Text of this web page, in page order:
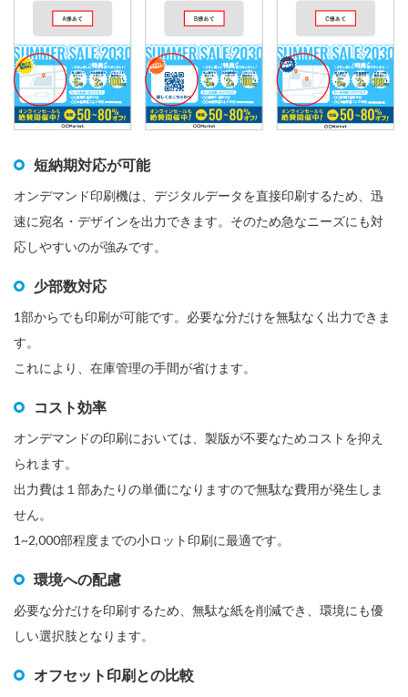
短納期対応が可能
オンデマンド印刷機は、デジタルデータを直接印刷するため、迅
速に宛名・デザインを出力できます。そのため急なニーズにも対
応しやすいのが強みです。
少部数対応
1部からでも印刷が可能です。必要な分だけを無駄なく出力できま
す。
これにより、在庫管理の手間が省けます。
コスト効率
オンデマンドの印刷においては、製版が不要なためコストを抑え
られます。
出力費は１部あたりの単価になりますので無駄な費用が発生しま
せん。
1~2,000部程度までの小ロット印刷に最適です。
環境への配慮
必要な分だけを印刷するため、無駄な紙を削減でき、環境にも優
しい選択肢となります。
オフセット印刷との比較